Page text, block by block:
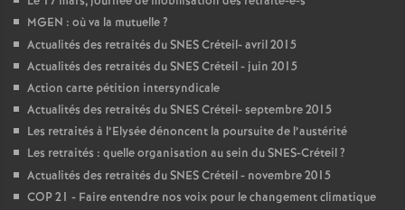
MGEN : où va la mutuelle?
Actualités des retraités duSNESCréteil- avril 2015
Actualités des retraités duSNESCréteil - juin 2015
Action carte pétition intersyndicale
Actualités des retraités duSNESCréteil- septembre 2015
Les retraités à l’Elysée dénoncent la poursuite de l’austérité
Les retraités : quelle organisation au sein duSNES-Créteil?
Actualités des retraités duSNESCréteil - novembre 2015
COP21 - Faire entendre nos voix pour le changement climatique